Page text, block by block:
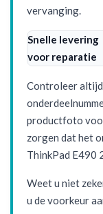
vervanging.
Snelle
voor reparatie
Controleer altijd
productfoto
zorgen dat het
ThinkPad E490
Weet u niet
u de voorkeur